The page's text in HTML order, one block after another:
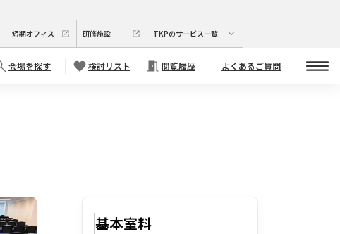
短期オフィス 研修施設 TKPのサービス一覧
会場を探す 検討リスト 閲覧履歴 よくあるご質問
基本室料